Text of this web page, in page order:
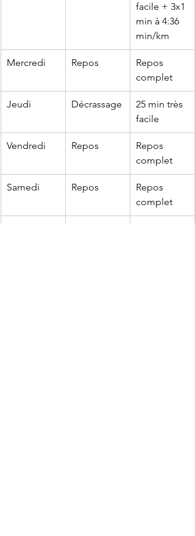
facile + 3x1
min à 4:36
min/km
Mercredi Repos
Repos
complet
Jeudi Décrassage
25 min très
facile
Vendredi Repos
Repos
complet
Samedi Repos
Repos
complet